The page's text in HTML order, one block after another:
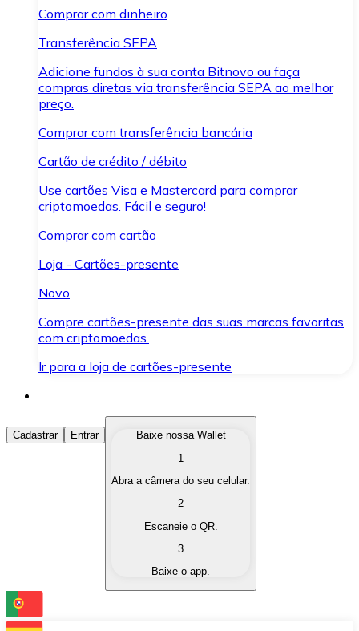
Comprar com dinheiro
Transferência SEPA
Adicione fundos à sua conta Bitnovo ou faça
compras diretas via transferência SEPA ao melhor
preço.
Comprar com transferência bancária
Cartão de crédito / débito
Use cartões Visa e Mastercard para comprar
criptomoedas. Fácil e seguro!
Comprar com cartão
Loja - Cartões-presente
Novo
Compre cartões-presente das suas marcas favoritas
com criptomoedas.
Ir para a loja de cartões-presente
Comprar Criptomoedas
Compre as criptomoedas de seu interesse de forma
Converta suas criptomoedas em moeda fiduciária
Troque uma criptomoeda por outra
Cadastrar Entrar
Baixe nossa Wallet
1
Abra a câmera do seu celular.
2
Escaneie o QR.
3
Baixe o app.